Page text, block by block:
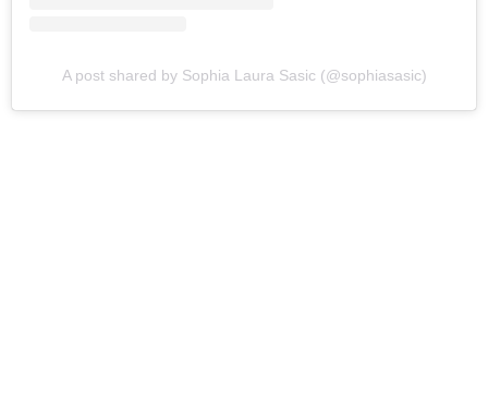
A post shared by Sophia Laura Sasic (@sophiasasic)